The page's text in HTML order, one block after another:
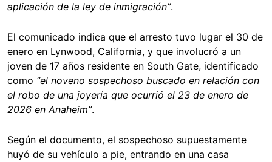
aplicación de la ley de inmigración”.
El comunicado indica que el arresto tuvo lugar el 30 de
enero en Lynwood, California, y que involucró a un
joven de 17 años residente en South Gate, identificado
como “el noveno sospechoso buscado en relación con
el robo de una joyería que ocurrió el 23 de enero de
2026 en Anaheim”.
Según el documento, el sospechoso supuestamente
huyó de su vehículo a pie, entrando en una casa